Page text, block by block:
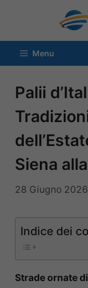
contenuto
Menu
Palii
Siena
28 Giugno 2026
Indice dei
Strade ornate